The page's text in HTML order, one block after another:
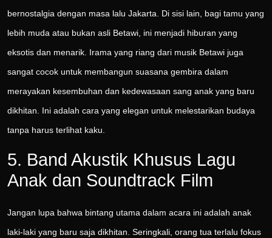
bernostalgia dengan masa lalu Jakarta. Di sisi lain, bagi tamu yang
lebih muda atau bukan asli Betawi, ini menjadi hiburan yang
eksotis dan menarik. Irama yang riang dari musik Betawi juga
sangat cocok untuk membangun suasana gembira dalam
merayakan kesembuhan dan kedewasaan sang anak yang baru
dikhitan. Ini adalah cara yang elegan untuk melestarikan budaya
tanpa harus terlihat kaku.
5. Band Akustik Khusus Lagu
Anak dan Soundtrack Film
Jangan lupa bahwa bintang utama dalam acara ini adalah anak
laki-laki yang baru saja dikhitan. Seringkali, orang tua terlalu fokus